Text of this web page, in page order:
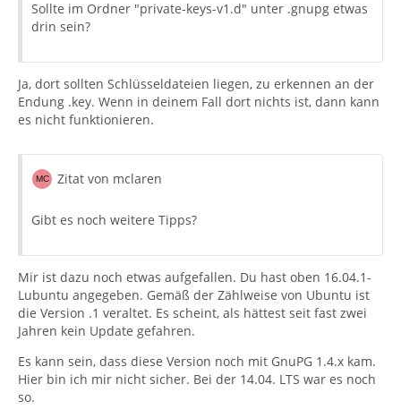
Sollte im Ordner "private-keys-v1.d" unter .gnupg etwas
drin sein?
Ja, dort sollten Schlüsseldateien liegen, zu erkennen an der
Endung .key. Wenn in deinem Fall dort nichts ist, dann kann
es nicht funktionieren.
Zitat von mclaren
Gibt es noch weitere Tipps?
Mir ist dazu noch etwas aufgefallen. Du hast oben 16.04.1-
Lubuntu angegeben. Gemäß der Zählweise von Ubuntu ist
die Version .1 veraltet. Es scheint, als hättest seit fast zwei
Jahren kein Update gefahren.
Es kann sein, dass diese Version noch mit GnuPG 1.4.x kam.
Hier bin ich mir nicht sicher. Bei der 14.04. LTS war es noch
so.